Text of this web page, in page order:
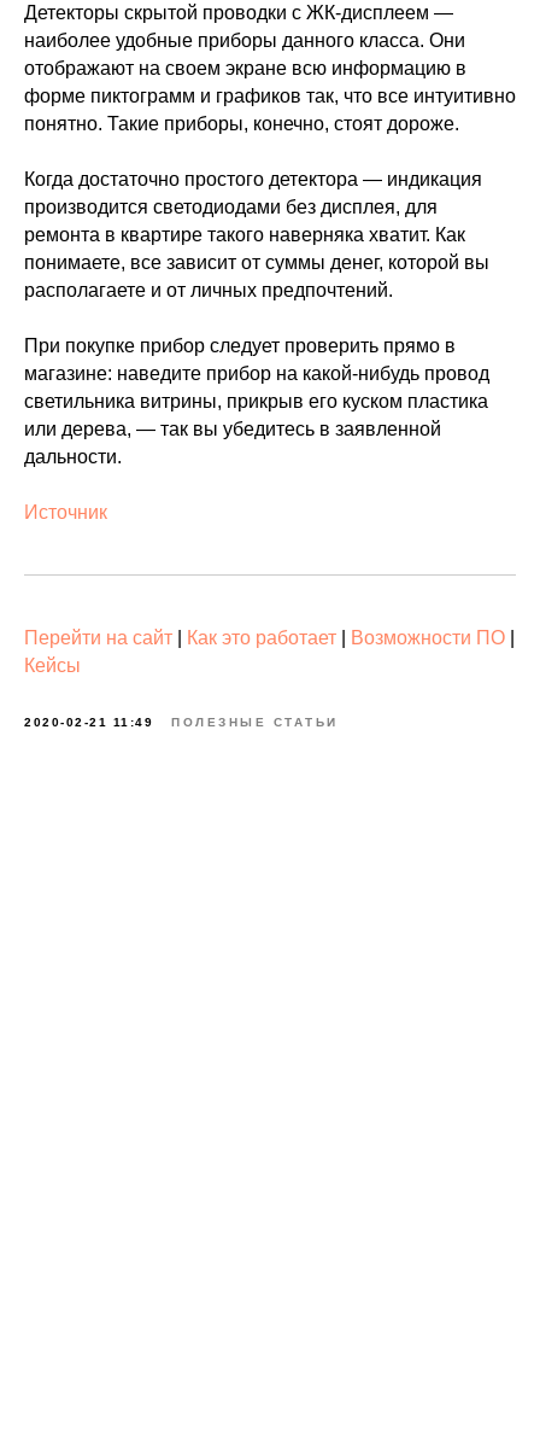
Детекторы скрытой проводки с ЖК-дисплеем —
наиболее удобные приборы данного класса. Они
отображают на своем экране всю информацию в
форме пиктограмм и графиков так, что все интуитивно
понятно. Такие приборы, конечно, стоят дороже.
Когда достаточно простого детектора — индикация
производится светодиодами без дисплея, для
ремонта в квартире такого наверняка хватит. Как
понимаете, все зависит от суммы денег, которой вы
располагаете и от личных предпочтений.
При покупке прибор следует проверить прямо в
магазине: наведите прибор на какой-нибудь провод
светильника витрины, прикрыв его куском пластика
или дерева, — так вы убедитесь в заявленной
дальности.
Источник
Перейти на сайт Как это работает Возможности ПО
Кейсы
2020-02-21 11:49 ПОЛЕЗНЫЕ СТАТЬИ